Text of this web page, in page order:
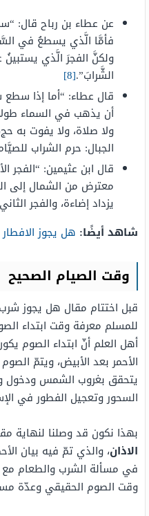
عن عطاء بن رباح قال:
فأمَّا الَّذي يسطعُ في
ولكنَّ الفجرَ الَّذي
الشَّرابَ”.[8]
قال عطاء: “أما إذا
أن يذهب في السماء
ولا صلاة، ولا يفوت به
الجبال: حرم الشراب
قال ابن عثيمين: “الفجر
معترض من الشمال إلى
يزداد إضاءة، والفجر
شاهد أيضًا: هل يجوز
وقت الصيام الصحيح
قبل اختتام مقال هل يجوز
للمسلم معرفة وقت ابتداء
أهل العلم أنّ ابتداء الصوم
الأحمر بعد الأبيض، ويتمّ
يتحقق بغروب الشمس ودخول
السحور وتعجيل الفطور في
بهذا نكون قد وصلنا لنهاية
الاذان، والذي تمّ فيه بيان
في مسألة الشرب والطعام مع
وقت الصوم الحقيقي وعدّة